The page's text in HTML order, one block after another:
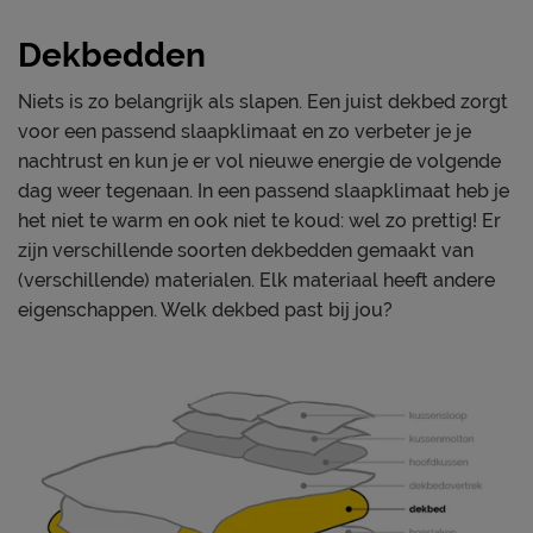
slaapkamer.
Warm
Voor koudere herfst- en winternachten, als je het niet
per se snel warm of koud hebt of een gematigd tot
koelere slaapkamer.
Extra warm
Voor koude winternachten, als je het snel heet hebt of
een koele tot koude slaapkamer.
Licht en ademend dekbed
Perfect dekbed voor een koeler slaapklimaat
Goede warmteregulatie
Verzorging & Garantie
Anti huisstofmijt
Koppelbaar
Ja, d.m.v. manchetknopen
Gewicht
medium
Materiaal
Type dekbed Bamboe
Materiaal vulling
Bambolite®, 100%
bamboe viscose
Materiaal tijk
katoen
Dagelijks opschudden en
regelmatig luchten
Wasinstructies
wasbaar tot 40°C
Drooginstructies
drogen alleen op lage
Dekbedden
Niets is zo belangrijk als slapen. Een juist dekbed zorgt
voor een passend slaapklimaat en zo verbeter je je
nachtrust en kun je er vol nieuwe energie de volgende
dag weer tegenaan. In een passend slaapklimaat heb je
het niet te warm en ook niet te koud: wel zo prettig! Er
zijn verschillende soorten dekbedden gemaakt van
(verschillende) materialen. Elk materiaal heeft andere
eigenschappen. Welk dekbed past bij jou?